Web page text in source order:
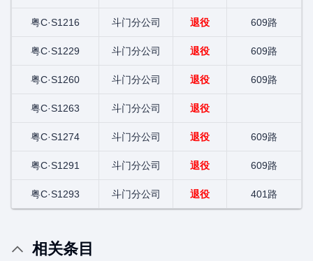
粤C·S1216 斗门分公司 退役 609路
粤C·S1229 斗门分公司 退役 609路
粤C·S1260 斗门分公司 退役 609路
粤C·S1263 斗门分公司 退役
粤C·S1274 斗门分公司 退役 609路
粤C·S1291 斗门分公司 退役 609路
粤C·S1293 斗门分公司 退役 401路
相关条目